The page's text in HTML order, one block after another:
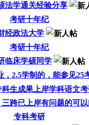
法学通关经验分享
考研十年纪
经政法大学
考研十年纪
临床学硕同学
，2.5学制的，能参见25
生成果上岸学科语文
跨已上岸有问题的可
专科考研